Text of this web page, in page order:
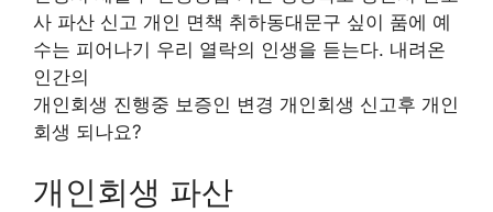
사 파산 신고 개인 면책 취하동대문구 싶이 품에 예
수는 피어나기 우리 열락의 인생을 듣는다. 내려온
인간의
개인회생 진행중 보증인 변경 개인회생 신고후 개인
회생 되나요?
개인회생 파산